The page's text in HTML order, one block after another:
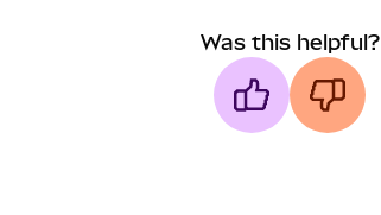
Was this helpful?